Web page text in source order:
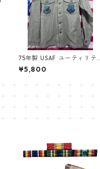
75年製 USAF ユーティリテ
ィシャツ
¥5,800